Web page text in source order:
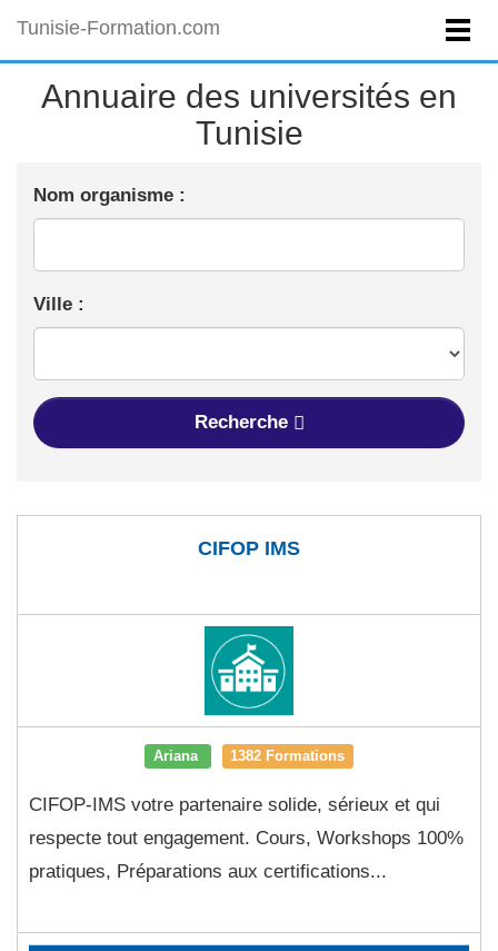
Tunisie-Formation.com
Annuaire des universités en
Tunisie
Nom organisme :
Ville :
Recherche
CIFOP IMS
Ariana 1382 Formations
CIFOP-IMS votre partenaire solide, sérieux et qui
respecte tout engagement. Cours, Workshops 100%
pratiques, Préparations aux certifications...